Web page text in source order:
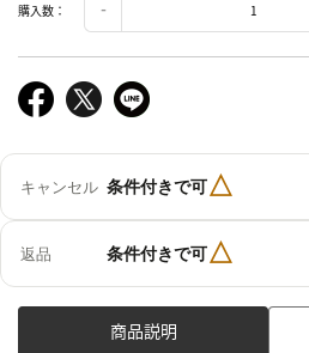
購入数：
キャンセル 条件付きで可△
返品 条件付きで可△
商品説明